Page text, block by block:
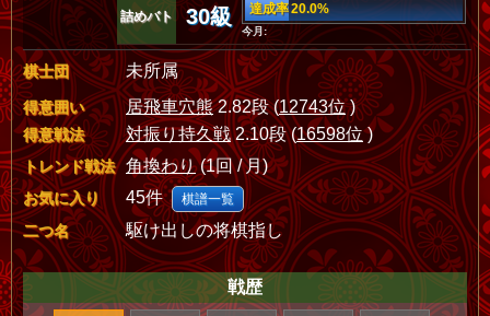
詰めバト 30級 達成率 20.0%
今月:
棋士団 未所属
得意囲い 居飛車穴熊2.82段 (12743位)
得意戦法 対振り持久戦2.10段 (16598位)
トレンド戦法 角換わり(1回 / 月)
お気に入り 45件 棋譜一覧
二つ名 駆け出しの将棋指し
戦歴